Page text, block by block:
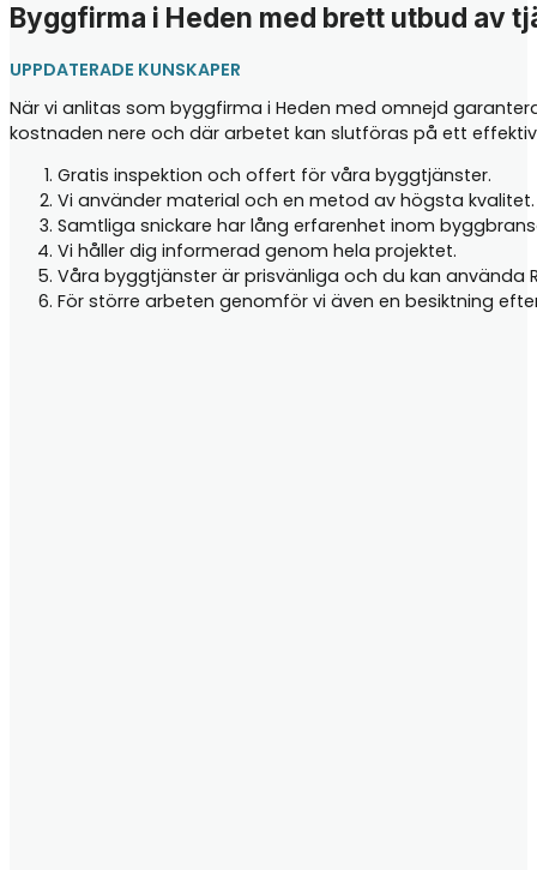
Byggfirma i Heden med brett utbud av
UPPDATERADE KUNSKAPER
När vi anlitas som byggfirma i Heden med omnejd
kostnaden nere och där arbetet kan slutföras på ett
Gratis inspektion och offert för våra byggtjänster.
Vi använder material och en metod av högsta kvalitet.
Samtliga snickare har lång erfarenhet inom
Vi håller dig informerad genom hela projektet.
Våra byggtjänster är prisvänliga och du kan använda
För större arbeten genomför vi även en besiktning